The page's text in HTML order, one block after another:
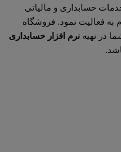
حسابداری و مالیاتی
فعالیت نمود. فروشگاه
در تهیه نرم افزار حسابداری